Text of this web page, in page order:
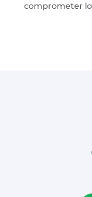
comprometer